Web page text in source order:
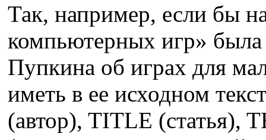
Так, например, если бы
компьютерных игр»
Пупкина об играх для
иметь в ее исходном
(автор), TITLE (статья),